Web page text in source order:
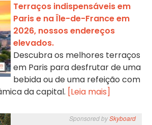
Terraços indispensáveis em
Paris e na Île-de-France em
2026, nossos endereços
elevados.
Descubra os melhores terraços
em Paris para desfrutar de uma
bebida ou de uma refeição com
da capital. [Leia mais]